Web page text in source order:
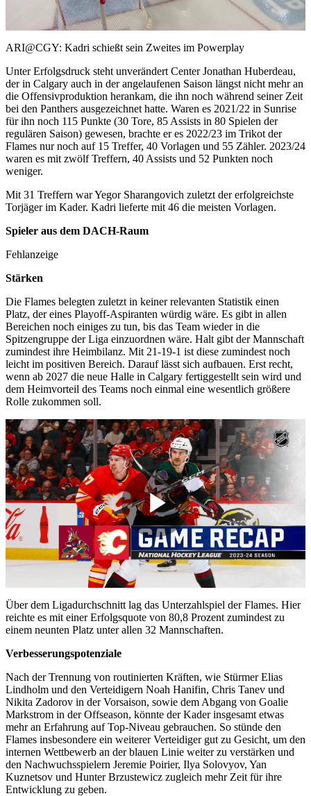
Video
ARI@CGY: Kadri schießt sein Zweites im Powerplay
Unter Erfolgsdruck steht unverändert Center Jonathan Huberdeau,
der in Calgary auch in der angelaufenen Saison längst nicht mehr an
die Offensivproduktion herankam, die ihn noch während seiner Zeit
bei den Panthers ausgezeichnet hatte. Waren es 2021/22 in Sunrise
für ihn noch 115 Punkte (30 Tore, 85 Assists in 80 Spielen der
regulären Saison) gewesen, brachte er es 2022/23 im Trikot der
Flames nur noch auf 15 Treffer, 40 Vorlagen und 55 Zähler. 2023/24
waren es mit zwölf Treffern, 40 Assists und 52 Punkten noch
weniger.
Mit 31 Treffern war Yegor Sharangovich zuletzt der erfolgreichste
Torjäger im Kader. Kadri lieferte mit 46 die meisten Vorlagen.
Spieler aus dem DACH-Raum
Fehlanzeige
Stärken
Die Flames belegten zuletzt in keiner relevanten Statistik einen
Platz, der eines Playoff-Aspiranten würdig wäre. Es gibt in allen
Bereichen noch einiges zu tun, bis das Team wieder in die
Spitzengruppe der Liga einzuordnen wäre. Halt gibt der Mannschaft
zumindest ihre Heimbilanz. Mit 21-19-1 ist diese zumindest noch
leicht im positiven Bereich. Darauf lässt sich aufbauen. Erst recht,
wenn ab 2027 die neue Halle in Calgary fertiggestellt sein wird und
dem Heimvorteil des Teams noch einmal eine wesentlich größere
Rolle zukommen soll.
Play
Video
Über dem Ligadurchschnitt lag das Unterzahlspiel der Flames. Hier
reichte es mit einer Erfolgsquote von 80,8 Prozent zumindest zu
einem neunten Platz unter allen 32 Mannschaften.
Verbesserungspotenziale
Nach der Trennung von routinierten Kräften, wie Stürmer Elias
Lindholm und den Verteidigern Noah Hanifin, Chris Tanev und
Nikita Zadorov in der Vorsaison, sowie dem Abgang von Goalie
Markstrom in der Offseason, könnte der Kader insgesamt etwas
mehr an Erfahrung auf Top-Niveau gebrauchen. So stünde den
Flames insbesondere ein weiterer Verteidiger gut zu Gesicht, um den
internen Wettbewerb an der blauen Linie weiter zu verstärken und
den Nachwuchsspielern Jeremie Poirier, Ilya Solovyov, Yan
Kuznetsov und Hunter Brzustewicz zugleich mehr Zeit für ihre
Entwicklung zu geben.